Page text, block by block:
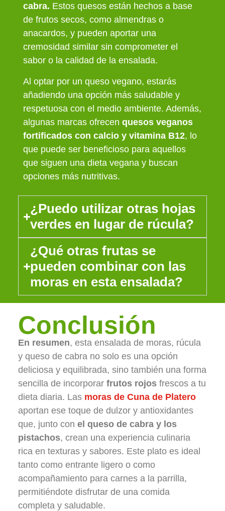
cabra. Estos quesos están hechos a base
de frutos secos, como almendras o
anacardos, y pueden aportar una
cremosidad similar sin comprometer el
sabor o la calidad de la ensalada.
Al optar por un queso vegano, estarás
añadiendo una opción más saludable y
respetuosa con el medio ambiente. Además,
algunas marcas ofrecen quesos veganos
fortificados con calcio y vitamina B12, lo
que puede ser beneficioso para aquellos
que siguen una dieta vegana y buscan
opciones más nutritivas.
¿Puedo utilizar otras hojas
verdes en lugar de rúcula?
¿Qué otras frutas se
pueden combinar con las
moras en esta ensalada?
Conclusión
En resumen, esta ensalada de moras, rúcula
y queso de cabra no solo es una opción
deliciosa y equilibrada, sino también una forma
sencilla de incorporar frutos rojosfrescos a tu
dieta diaria. Las moras de Cuna de Platero
aportan ese toque de dulzor y antioxidantes
que, junto con el queso de cabra y los
pistachos, crean una experiencia culinaria
rica en texturas y sabores. Este plato es ideal
tanto como entrante ligero o como
acompañamiento para carnes a la parrilla,
permitiéndote disfrutar de una comida
completa y saludable.